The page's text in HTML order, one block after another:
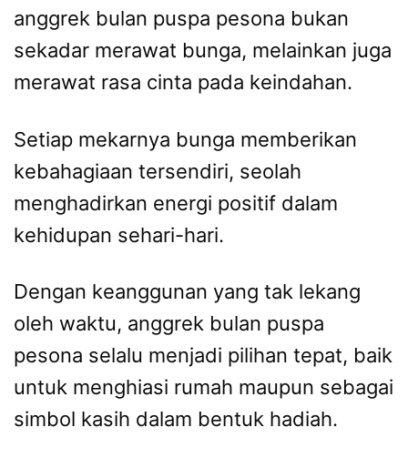
anggrek bulan puspa pesona bukan
sekadar merawat bunga, melainkan juga
merawat rasa cinta pada keindahan.
Setiap mekarnya bunga memberikan
kebahagiaan tersendiri, seolah
menghadirkan energi positif dalam
kehidupan sehari-hari.
Dengan keanggunan yang tak lekang
oleh waktu, anggrek bulan puspa
pesona selalu menjadi pilihan tepat, baik
untuk menghiasi rumah maupun sebagai
simbol kasih dalam bentuk hadiah.